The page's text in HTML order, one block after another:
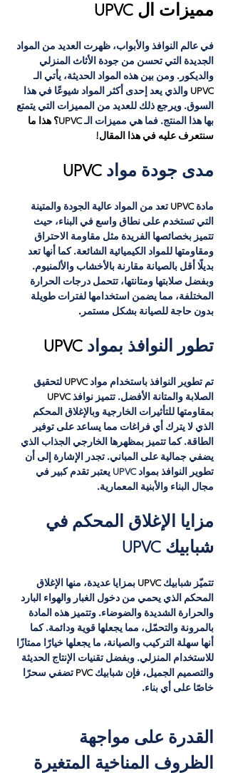
مميزات ال UPVC
في عالم النوافذ والأبواب، ظهرت العديد من المواد
الجديدة التي تحسن من جودة الأثاث المنزلي
والديكور. ومن بين هذه المواد الحديثة، يأتي الـ
UPVC والذي يعد إحدى أكثر المواد شيوعًا في هذا
السوق. ويرجع ذلك للعديد من المميزات التي يتمتع
بها هذا المنتج. فما هي مميزات الـ
UPVC؟ هذا ما
سنتعرف عليه في هذا المقال!
مدى جودة مواد
مادة UPVC
تعد من المواد عالية الجودة والمتينة
التي تستخدم على نطاق واسع في البناء، حيث
تتميز بخصائصها الفريدة مثل مقاومة الاحتراق
ومقاومتها للمواد الكيميائية الشائعة. كما أنها تعد
بديلًا أقل بالصيانة مقارنة بالأخشاب والألمنيوم.
وبفضل صلابتها ومتانتها، تتحمل درجات الحرارة
المختلفة، مما يضمن استخدامها لفترات طويلة
بدون حاجة للصيانة بشكل مستمر .
تطور النوافذ بمواد
تم تطوير النوافذ باستخدام مواد UPVC
لتحقيق
الصلابة والمتانة الأفضل. تتميز نوافذ UPVC
بمقاومتها للتأثيرات الخارجية وبالإغلاق المحكم
الذي لا يترك أي فراغات مما يساعد على توفير
الطاقة. كما تتميز بمظهرها الخارجي الجذاب الذي
يضفي جمالية على المباني. تجدر الإشارة إلى أن
تطوير النوافذ بمواد
UPVC يعتبر تقدم كبير في
مجال البناء والأبنية المعمارية.
مزايا الإغلاق المحكم في
شبابيك UPVC
تتميّز شبابيك UPVC
بمزايا عديدة، منها الإغلاق
المحكم الذي يحمي من دخول الغبار والهواء البارد
والحرارة الشديدة والضوضاء. وتتميز هذه المادة
بالمرونة والتحمّل، مما يجعلها قوية ودائمة. كما
أنها سهلة التركيب والصيانة، ما يجعلها خيارًا ممتازًا
للاستخدام المنزلي. وبفضل تقنيات الإنتاج الحديثة
والتصميم الجميل، فإن شبابيك PVC
تضفي سحرًا
خاصًا على أي بناء.
القدرة على مواجهة
الظروف المناخية المتغيرة